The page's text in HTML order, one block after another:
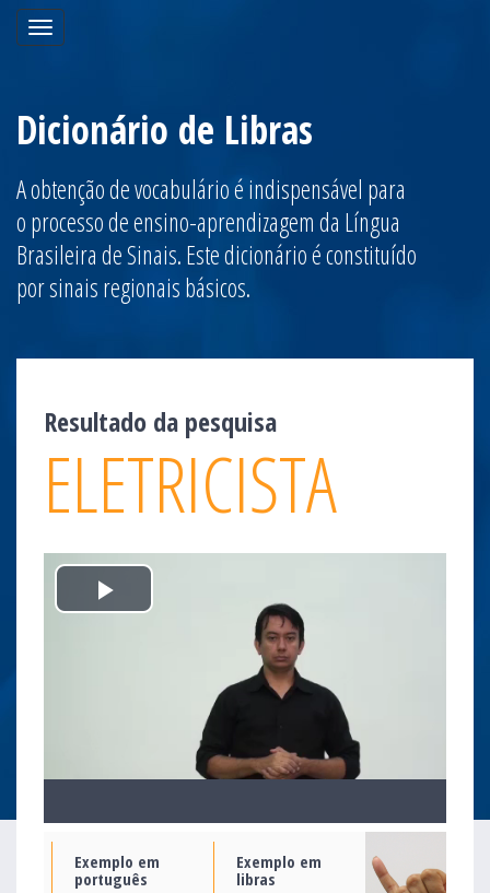
Toggle
navigation
Dicionário de Libras
A obtenção de vocabulário é indispensável para
o processo de ensino-aprendizagem da Língua
Brasileira de Sinais. Este dicionário é constituído
por sinais regionais básicos.
Resultado da pesquisa
ELETRICISTA
Play
Exemplo em
português
Exemplo em
libras